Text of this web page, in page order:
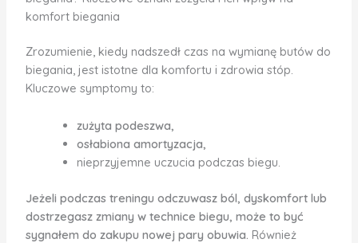
komfort biegania
Zrozumienie, kiedy nadszedł czas na wymianę butów do
biegania, jest istotne dla komfortu i zdrowia stóp.
Kluczowe symptomy to:
zużyta podeszwa,
osłabiona amortyzacja,
nieprzyjemne uczucia podczas biegu.
Jeżeli podczas treningu odczuwasz ból, dyskomfort lub
dostrzegasz zmiany w technice biegu, może to być
sygnałem do zakupu nowej pary obuwia. Również